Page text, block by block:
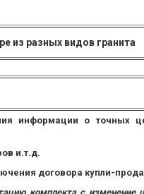
из разных видов гранита
информации о точных
и.т.д.
договора купли-